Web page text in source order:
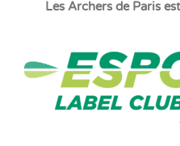
Les Archers de Paris